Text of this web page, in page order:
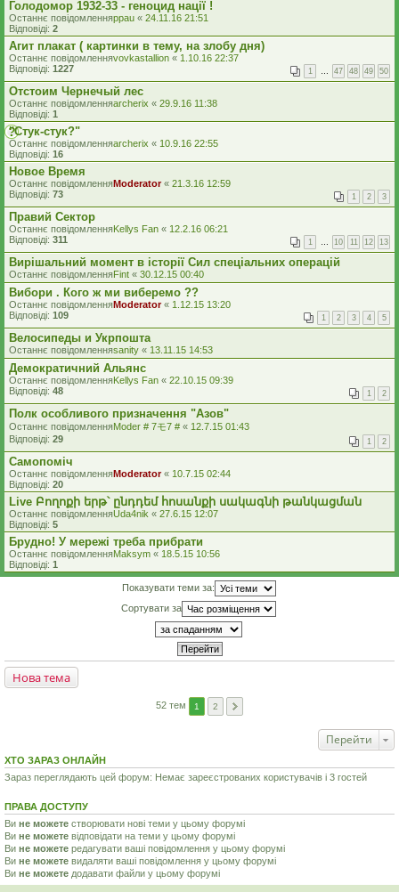
Голодомор 1932-33 - геноцид нації !
Останнє повідомленняppau « 24.11.16 21:51
Відповіді: 2
Агит плакат ( картинки в тему, на злобу дня)
Останнє повідомленняvovkastallion « 1.10.16 22:37
Відповіді: 1227 1 … 47 48 49 50
Отстоим Чернечый лес
Останнє повідомленняarcherix « 29.9.16 11:38
Відповіді: 1
"Стук-стук?"
Останнє повідомленняarcherix « 10.9.16 22:55
Відповіді: 16
Новое Время
Останнє повідомленняModerator« 21.3.16 12:59
Відповіді: 73 1 2 3
Правий Сектор
Останнє повідомленняKellys Fan « 12.2.16 06:21
Відповіді: 311 1 … 10 11 12 13
Вирішальний момент в історії Сил спеціальних операцій
Останнє повідомленняFint « 30.12.15 00:40
Вибори . Кого ж ми виберемо ??
Останнє повідомленняModerator« 1.12.15 13:20
Відповіді: 109 1 2 3 4 5
Велосипеды и Укрпошта
Останнє повідомленняsanity « 13.11.15 14:53
Демократичний Альянс
Останнє повідомленняKellys Fan « 22.10.15 09:39
Відповіді: 48 1 2
Полк особливого призначення "Азов"
Останнє повідомленняModer # 7モ7 # « 12.7.15 01:43
Відповіді: 29 1 2
Самопомiч
Останнє повідомленняModerator« 10.7.15 02:44
Відповіді: 20
Live Բողոքի երթ՝ ընդդեմ հոսանքի սակագնի թանկացման
Останнє повідомленняUda4nik « 27.6.15 12:07
Відповіді: 5
Брудно! У мережі треба прибрати
Останнє повідомленняMaksym « 18.5.15 10:56
Відповіді: 1
Показувати теми за:
Сортувати за
Нова тема
52 тем 1 2
Перейти
ХТО ЗАРАЗ ОНЛАЙН
Зараз переглядають цей форум: Немає зареєстрованих користувачів і 3 гостей
ПРАВА ДОСТУПУ
Ви не можете створювати нові теми у цьому форумі
Ви не можете відповідати на теми у цьому форумі
Ви не можете редагувати ваші повідомлення у цьому форумі
Ви не можете видаляти ваші повідомлення у цьому форумі
Ви не можете додавати файли у цьому форумі